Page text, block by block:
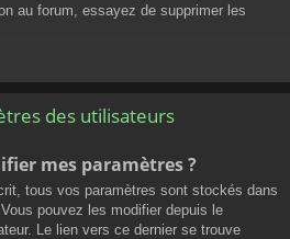
au forum, essayez de supprimer les
des utilisateurs
mes paramètres ?
tous vos paramètres sont stockés dans
pouvez les modifier depuis le
Le lien vers ce dernier se trouve